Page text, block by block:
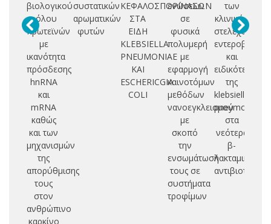
βιολογικού
ρόλου
πρωτεϊνών
με
ικανότητα
πρόσδεσης
hnRNA
και
mRNA
καθώς
και των
μηχανισμών
της
απορύθμισης
τους
στον
ανθρώπινο
καρκίνο
συστατικών
αρωματικών
φυτών
ΚΕΦΑΛΟΣΠΟΡΙΝΑΣΩΝ
ΣΤΑ
ΕΙΔΗ
KLEBSIELLA
PNEUMONIAE
ΚΑΙ
ESCHERICGIA
COLI
ενώσεων
σε
φυσικά
πολυμερή
με
εφαρμογή
καινοτόμων
μεθόδων
νανοεγκλεισμού
με
σκοπό
την
ενσωμάτωσή
τους σε
συστήματα
τροφίμων
των
κλινικών
στελεχών
και
ειδικότερα
της
klebsiella
pneymoniae
στα
νεότερα
β-
λακταμικά
αντιβιοτικά